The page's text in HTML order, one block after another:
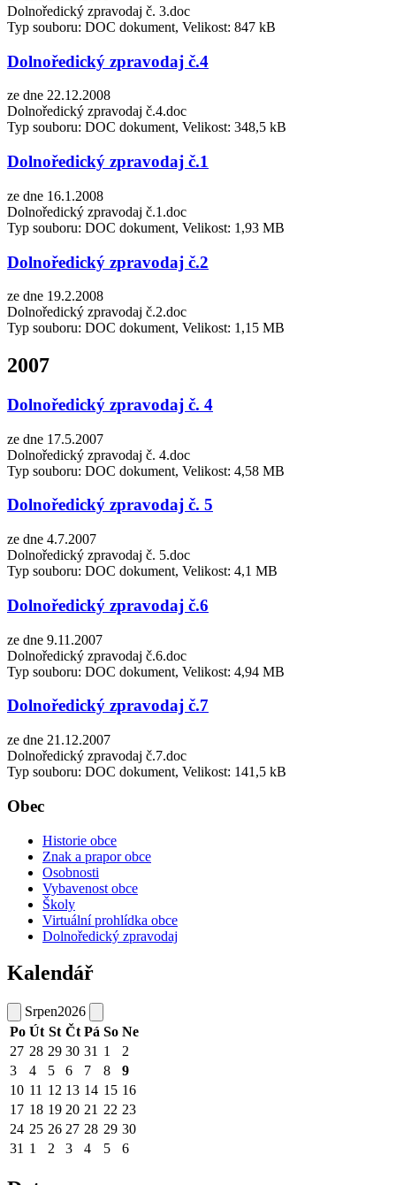
Dolnoředický zpravodaj č. 3.doc
Typ souboru: DOC dokument, Velikost: 847 kB
Dolnoředický zpravodaj č.4
ze dne 22.12.2008
Dolnoředický zpravodaj č.4.doc
Typ souboru: DOC dokument, Velikost: 348,5 kB
Dolnoředický zpravodaj č.1
ze dne 16.1.2008
Dolnoředický zpravodaj č.1.doc
Typ souboru: DOC dokument, Velikost: 1,93 MB
Dolnoředický zpravodaj č.2
ze dne 19.2.2008
Dolnoředický zpravodaj č.2.doc
Typ souboru: DOC dokument, Velikost: 1,15 MB
2007
Dolnoředický zpravodaj č. 4
ze dne 17.5.2007
Dolnoředický zpravodaj č. 4.doc
Typ souboru: DOC dokument, Velikost: 4,58 MB
Dolnoředický zpravodaj č. 5
ze dne 4.7.2007
Dolnoředický zpravodaj č. 5.doc
Typ souboru: DOC dokument, Velikost: 4,1 MB
Dolnoředický zpravodaj č.6
ze dne 9.11.2007
Dolnoředický zpravodaj č.6.doc
Typ souboru: DOC dokument, Velikost: 4,94 MB
Dolnoředický zpravodaj č.7
ze dne 21.12.2007
Dolnoředický zpravodaj č.7.doc
Typ souboru: DOC dokument, Velikost: 141,5 kB
Obec
Historie obce
Znak a prapor obce
Osobnosti
Vybavenost obce
Školy
Virtuální prohlídka obce
Dolnoředický zpravodaj
Kalendář
Srpen2026
Po Út St Čt Pá So Ne
27 28 29 30 31 1
2
3
4 5 6 7 8
9
10 11 12 13 14 15 16
17 18 19 20 21 22 23
24 25 26 27 28 29 30
31 1 2 3 4 5 6